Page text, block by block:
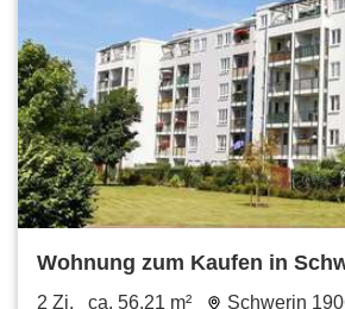
Wohnung zum Kaufen in
56.21 m²
2 Zi. ca. 56,21 m² Schwerin